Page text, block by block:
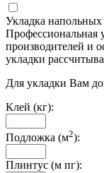
Укладка
Профессиональная
производителей и
укладки
Для укладки Вам
Клей (кг):
Подложка (м2):
Плинтус (м пг):